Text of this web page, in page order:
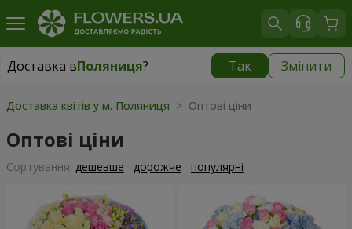
Доставка вПоляниця? Так Змінити
Доставка вПоляниця|
Доставка квітів у м. Поляниця > Оптові ціни
Оптові ціни
Сортування: дешевше дорожче популярні